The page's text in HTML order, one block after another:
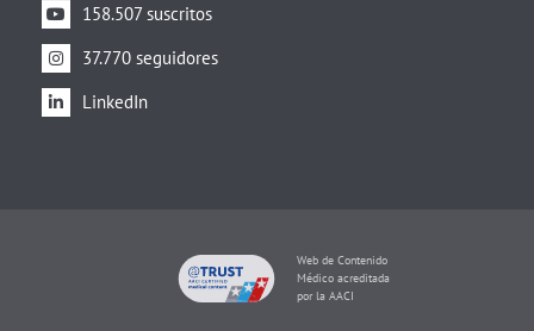
158.507 suscritos
37.770 seguidores
LinkedIn
Web de Contenido
Médico acreditada
por la AACI